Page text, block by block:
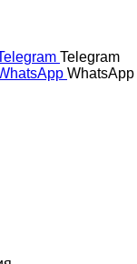
Telegram
WhatsApp